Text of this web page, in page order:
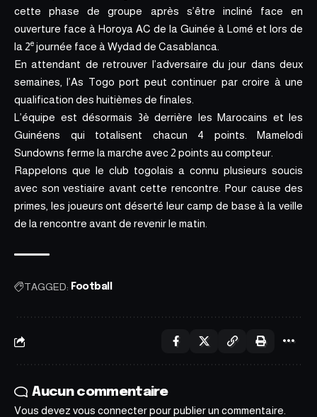
cette phase de groupe après s’être incliné face en
ouverture face à Horoya AC de la Guinée à Lomé et lors de
la 2e journée face à Wydad de Casablanca.
En attendant de retrouver l’adversaire du jour dans deux
semaines, l’As Togo port peut continuer par croire à une
qualification des huitièmes de finales.
L’équipe est désormais 3è derrière les Marocains et les
Guinéens qui totalisent chacun 4 points. Mamelodi
Sundowns ferme la marche avec 2 points au compteur.
Rappelons que le club togolais a connu plusieurs soucis
avec son vestiaire avant cette rencontre. Pour cause des
primes, les joueurs ont déserté leur camp de base à la veille
de la rencontre avant de revenir le matin.
TAGGED: Football
Aucun commentaire
Vous devez vous connecterpour publier un commentaire.